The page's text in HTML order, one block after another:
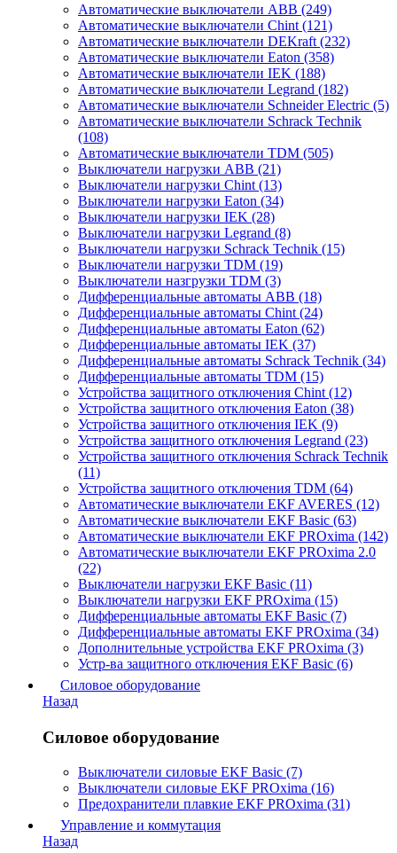
Автоматические выключатели ABB (249)
Автоматические выключатели Chint (121)
Автоматические выключатели DEKraft (232)
Автоматические выключатели Eaton (358)
Автоматические выключатели IEK (188)
Автоматические выключатели Legrand (182)
Автоматические выключатели Schneider Electric (5)
Автоматические выключатели Schrack Technik
(108)
Автоматические выключатели TDM (505)
Выключатели нагрузки ABB (21)
Выключатели нагрузки Chint (13)
Выключатели нагрузки Eaton (34)
Выключатели нагрузки IEK (28)
Выключатели нагрузки Legrand (8)
Выключатели нагрузки Schrack Technik (15)
Выключатели нагрузки TDM (19)
Выключатели назгрузки TDM (3)
Дифференциальные автоматы ABB (18)
Дифференциальные автоматы Chint (24)
Дифференциальные автоматы Eaton (62)
Дифференциальные автоматы IEK (37)
Дифференциальные автоматы Schrack Technik (34)
Дифференциальные автоматы TDM (15)
Устройства защитного отключения Chint (12)
Устройства защитного отключения Eaton (38)
Устройства защитного отключения IEK (9)
Устройства защитного отключения Legrand (23)
Устройства защитного отключения Schrack Technik
(11)
Устройства защитного отключения TDM (64)
Автоматические выключатели EKF AVERES (12)
Автоматические выключатели EKF Basic (63)
Автоматические выключатели EKF PROxima (142)
Автоматические выключатели EKF PROxima 2.0
(22)
Выключатели нагрузки EKF Basic (11)
Выключатели нагрузки EKF PROxima (15)
Дифференциальные автоматы EKF Basic (7)
Дифференциальные автоматы EKF PROxima (34)
Дополнительные устройства EKF PROxima (3)
Устр-ва защитного отключения EKF Basic (6)
Силовое оборудование
Назад
Силовое оборудование
Выключатели силовые EKF Basic (7)
Выключатели силовые EKF PROxima (16)
Предохранители плавкие EKF PROxima (31)
Управление и коммутация
Назад